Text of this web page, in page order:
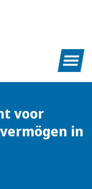
voor
in